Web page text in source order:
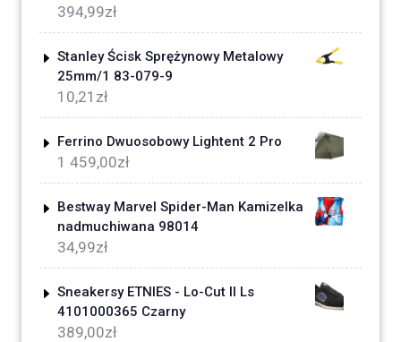
394,99zł
Stanley Ścisk Sprężynowy Metalowy
25mm/1 83-079-9
10,21 zł
Ferrino Dwuosobowy Lightent 2 Pro
1 459,00zł
Bestway Marvel Spider-Man Kamizelka
nadmuchiwana 98014
34,99zł
Sneakersy ETNIES - Lo-Cut II Ls
4101000365 Czarny
389,00zł